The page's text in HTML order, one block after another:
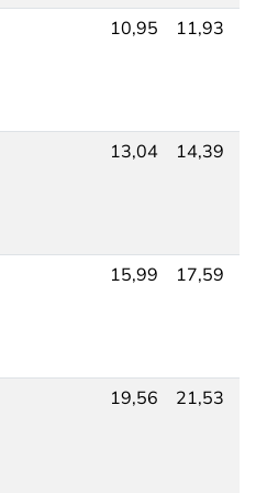
10,95 11,93
13,04 14,39
15,99 17,59
19,56 21,53